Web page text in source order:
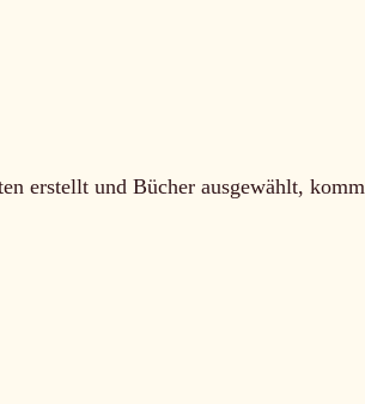
erstellt und Bücher ausgewählt,